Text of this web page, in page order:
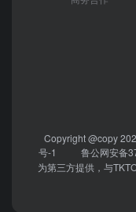
Copyright @copy
号-1
鲁公网安备
为第三方提供，与